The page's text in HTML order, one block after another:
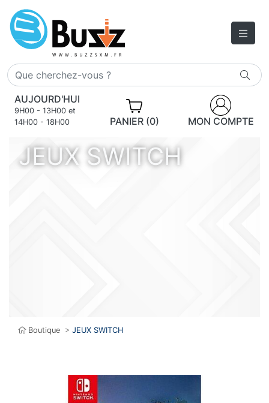
AUJOURD'HUI
9H00 - 13H00 et
14H00 - 18H00
PANIER (0) MON COMPTE
JEUX SWITCH
Boutique > JEUX SWITCH